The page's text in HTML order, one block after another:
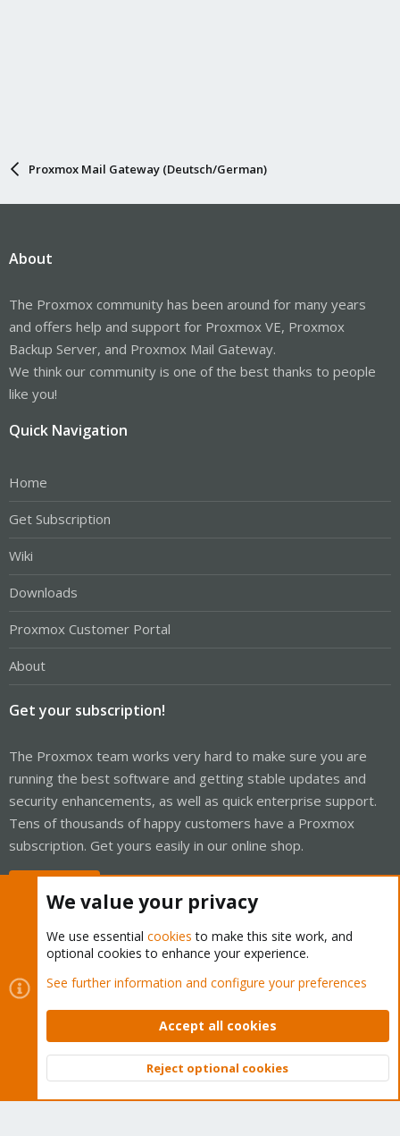
Proxmox Mail Gateway (Deutsch/German)
About
The Proxmox community has been around for many years
and offers help and support for Proxmox VE, Proxmox
Backup Server, and Proxmox Mail Gateway.
We think our community is one of the best thanks to people
like you!
Quick Navigation
Home
Get Subscription
Wiki
Downloads
Proxmox Customer Portal
About
Get your subscription!
The Proxmox team works very hard to make sure you are
running the best software and getting stable updates and
security enhancements, as well as quick enterprise support.
Tens of thousands of happy customers have a Proxmox
subscription. Get yours easily in our online shop.
Cookies
Proxmox Support Forum - Light Mode
Contact us
Terms and rules Privacy policy Help Home
Community platform by XenForo © 2010-2026 XenForo Ltd.
Top
We value your privacy
We use essential cookies to make this site work, and
optional cookies to enhance your experience.
See further information and configure your preferences
Accept all cookies
Reject optional cookies